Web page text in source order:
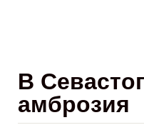
В
амброзия